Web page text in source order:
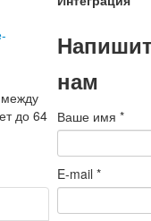
до 64
нам
Ваше имя*
E-mail*